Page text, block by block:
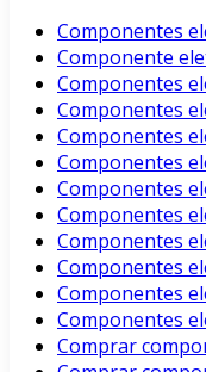
Componentes
Componente
Componentes
Componentes
Componentes
Componentes
Componentes
Componentes
Componentes
Componentes
Componentes
Componentes
Comprar